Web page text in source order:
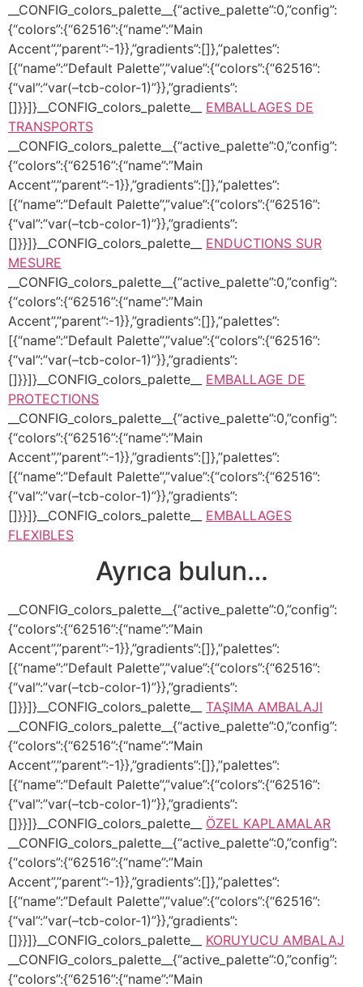
__CONFIG_colors_palette__{“active_palette”:0,”config”:
{“colors”:{“62516”:{“name”:”Main
Accent”,”parent”:-1}},”gradients”:[]},”palettes”:
[{“name”:”Default Palette”,”value”:{“colors”:{“62516”:
{“val”:”var(–tcb-color-1)”}},”gradients”:
[]}}]}__CONFIG_colors_palette__ EMBALLAGES DE
TRANSPORTS
__CONFIG_colors_palette__{“active_palette”:0,”config”:
{“colors”:{“62516”:{“name”:”Main
Accent”,”parent”:-1}},”gradients”:[]},”palettes”:
[{“name”:”Default Palette”,”value”:{“colors”:{“62516”:
{“val”:”var(–tcb-color-1)”}},”gradients”:
[]}}]}__CONFIG_colors_palette__ ENDUCTIONS SUR
MESURE
__CONFIG_colors_palette__{“active_palette”:0,”config”:
{“colors”:{“62516”:{“name”:”Main
Accent”,”parent”:-1}},”gradients”:[]},”palettes”:
[{“name”:”Default Palette”,”value”:{“colors”:{“62516”:
{“val”:”var(–tcb-color-1)”}},”gradients”:
[]}}]}__CONFIG_colors_palette__ EMBALLAGE DE
PROTECTIONS
__CONFIG_colors_palette__{“active_palette”:0,”config”:
{“colors”:{“62516”:{“name”:”Main
Accent”,”parent”:-1}},”gradients”:[]},”palettes”:
[{“name”:”Default Palette”,”value”:{“colors”:{“62516”:
{“val”:”var(–tcb-color-1)”}},”gradients”:
[]}}]}__CONFIG_colors_palette__ EMBALLAGES
FLEXIBLES
Ayrıca bulun…
__CONFIG_colors_palette__{“active_palette”:0,”config”:
{“colors”:{“62516”:{“name”:”Main
Accent”,”parent”:-1}},”gradients”:[]},”palettes”:
[{“name”:”Default Palette”,”value”:{“colors”:{“62516”:
{“val”:”var(–tcb-color-1)”}},”gradients”:
[]}}]}__CONFIG_colors_palette__ TAŞIMA AMBALAJI
__CONFIG_colors_palette__{“active_palette”:0,”config”:
{“colors”:{“62516”:{“name”:”Main
Accent”,”parent”:-1}},”gradients”:[]},”palettes”:
[{“name”:”Default Palette”,”value”:{“colors”:{“62516”:
{“val”:”var(–tcb-color-1)”}},”gradients”:
[]}}]}__CONFIG_colors_palette__ ÖZEL KAPLAMALAR
__CONFIG_colors_palette__{“active_palette”:0,”config”:
{“colors”:{“62516”:{“name”:”Main
Accent”,”parent”:-1}},”gradients”:[]},”palettes”:
[{“name”:”Default Palette”,”value”:{“colors”:{“62516”:
{“val”:”var(–tcb-color-1)”}},”gradients”:
[]}}]}__CONFIG_colors_palette__ KORUYUCU AMBALAJ
__CONFIG_colors_palette__{“active_palette”:0,”config”:
{“colors”:{“62516”:{“name”:”Main